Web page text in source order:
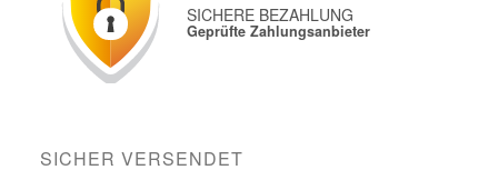
SICHERE BEZAHLUNG
Geprüfte Zahlungsanbieter
SICHER VERSENDET